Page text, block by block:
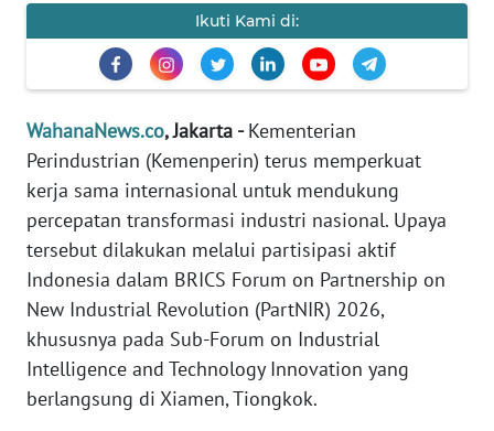
Ikuti Kami di:
WahanaNews.co, Jakarta -Kementerian
Perindustrian (Kemenperin) terus memperkuat
kerja sama internasional untuk mendukung
percepatan transformasi industri nasional. Upaya
tersebut dilakukan melalui partisipasi aktif
Indonesia dalam BRICS Forum on Partnership on
New Industrial Revolution (PartNIR) 2026,
khususnya pada Sub-Forum on Industrial
Intelligence and Technology Innovation yang
berlangsung di Xiamen, Tiongkok.
Informasi
INDEKS
BERITA
KAMI
INFO
IKLAN